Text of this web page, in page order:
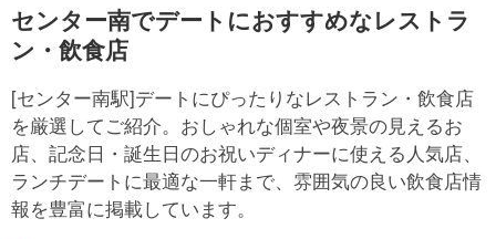
センター南でデートにおすすめなレストラ
ン・飲食店
[センター南駅]デートにぴったりなレストラン・飲食店
を厳選してご紹介。おしゃれな個室や夜景の見えるお
店、記念日・誕生日のお祝いディナーに使える人気店、
ランチデートに最適な一軒まで、雰囲気の良い飲食店情
報を豊富に掲載しています。